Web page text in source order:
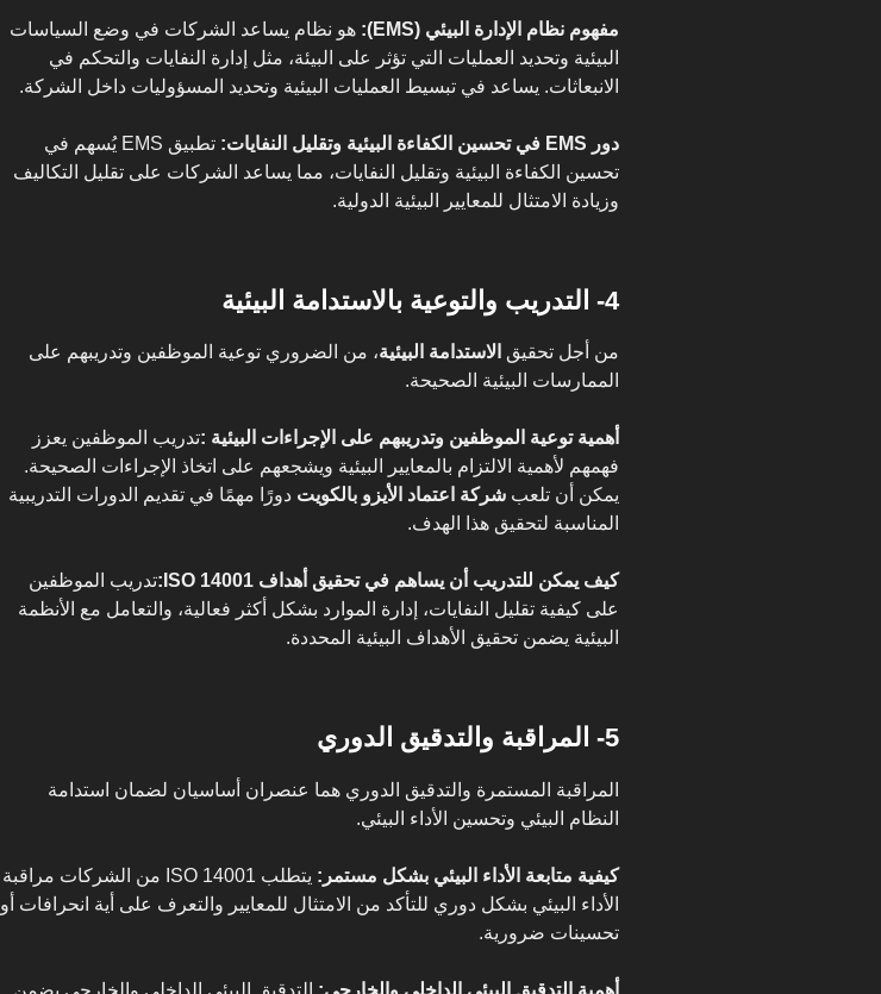
مفهوم نظام الإدارة البيئي (EMS):
هو نظام يساعد الشركات في وضع السياسات
البيئية وتحديد العمليات التي تؤثر على البيئة، مثل إدارة النفايات والتحكم في
الانبعاثات. يساعد في تبسيط العمليات البيئية وتحديد المسؤوليات داخل الشركة.
دور EMS في تحسين الكفاءة البيئية وتقليل النفايات:
تطبيق EMS يُسهم في
تحسين الكفاءة البيئية وتقليل النفايات، مما يساعد الشركات على تقليل التكاليف
وزيادة الامتثال للمعايير البيئية الدولية.
4- التدريب والتوعية بالاستدامة البيئية
من أجل تحقيق الاستدامة البيئية، من الضروري توعية الموظفين وتدريبهم على
الممارسات البيئية الصحيحة.
أهمية توعية الموظفين وتدريبهم على الإجراءات البيئية :تدريب الموظفين يعزز
فهمهم لأهمية الالتزام بالمعايير البيئية ويشجعهم على اتخاذ الإجراءات الصحيحة.
يمكن أن تلعب شركة اعتماد الأيزو بالكويت دورًا مهمًا في تقديم الدورات التدريبية
المناسبة لتحقيق هذا الهدف.
كيف يمكن للتدريب أن يساهم في تحقيق أهداف ISO 14001:
تدريب الموظفين
على كيفية تقليل النفايات، إدارة الموارد بشكل أكثر فعالية، والتعامل مع الأنظمة
البيئية يضمن تحقيق الأهداف البيئية المحددة.
5- المراقبة والتدقيق الدوري
المراقبة المستمرة والتدقيق الدوري هما عنصران أساسيان لضمان استدامة
النظام البيئي وتحسين الأداء البيئي.
كيفية متابعة الأداء البيئي بشكل مستمر:
يتطلب ISO 14001 من الشركات مراقبة
الأداء البيئي بشكل دوري للتأكد من الامتثال للمعايير والتعرف على أية انحرافات أو
تحسينات ضرورية.
أهمية التدقيق البيئي الداخلي والخارجي: التدقيق البيئي الداخلي والخارجي يضمن